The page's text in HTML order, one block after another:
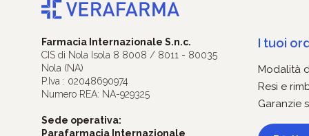
Farmacia Internazionale S.n.c.
CIS di Nola Isola 8 8008 / 8011 - 80035
Nola (NA)
P.Iva : 02048690974
Numero REA: NA-929325
Sede operativa:
Parafarmacia Internazionale
I tuoi
Modalità
Resi e
Garanzie